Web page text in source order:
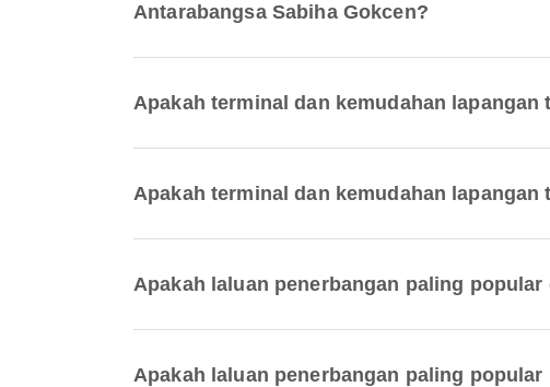
Antarabangsa Sabiha Gokcen?
Apakah terminal dan kemudahan
Apakah terminal dan kemudahan
Apakah laluan penerbangan paling
Apakah laluan penerbangan paling